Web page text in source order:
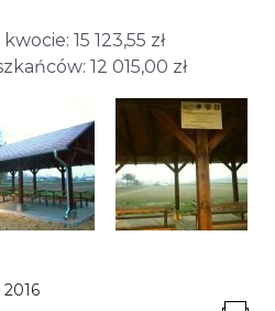
15 123,55 zł
12 015,00 zł